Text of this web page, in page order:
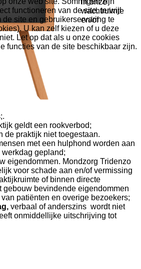
in onze
wachtruimte
en/of
geldt een rookverbod;
de praktijk niet toegestaan.
met een hulphond worden aan
gepland;
eigendommen. Mondzorg Tridenzo
voor schade aan en/of vermissing
of binnen directe
gebouw bevindende eigendommen
patiënten en overige bezoekers;
verbaal of anderszins wordt niet
onmiddellijke uitschrijving tot
functioneren van de site, terwijl
site en gebruikerservaring te
U kan zelf kiezen of u deze
Let op dat als u onze cookies
functies van de site beschikbaar zijn.